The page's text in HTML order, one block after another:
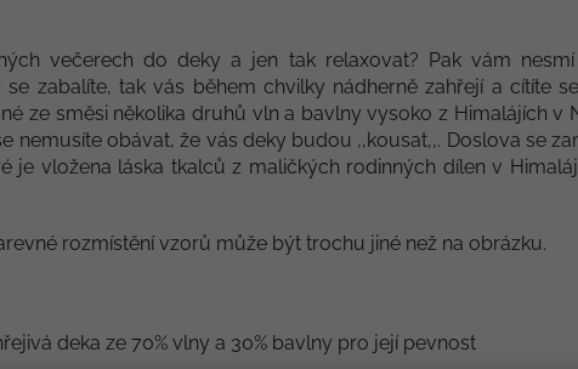
večerech do deky a jen tak relaxovat? Pak vám
zabalíte, tak vás během chvilky nádherně zahřejí a cítíte
ze směsi několika druhů vln a bavlny vysoko z Himalájích v
nemusíte obávat, že vás deky budou ,,kousat,,. Doslova se
je vložena láska tkalců z maličkých rodinných dílen v
rozmístění vzorů může být trochu jiné než na obrázku.
deka ze 70% vlny a 30% bavlny pro její pevnost